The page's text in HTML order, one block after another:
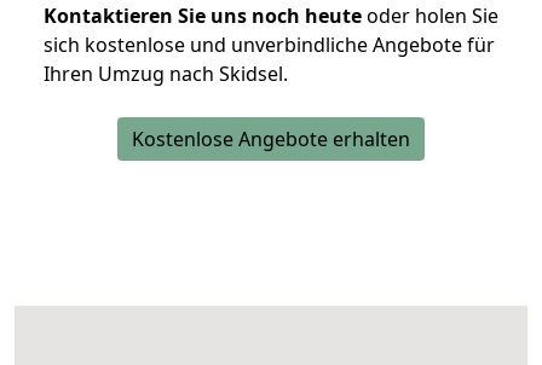
Kontaktieren Sie uns noch heuteoder holen Sie
sich kostenlose und unverbindliche Angebote für
Ihren Umzug nach Skidsel.
Kostenlose Angebote erhalten